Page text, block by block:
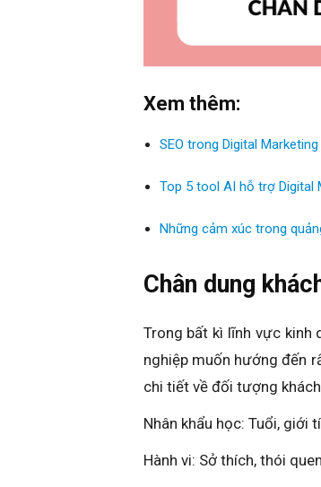
Xem thêm:
SEO trong Digital
Top 5 tool AI hỗ trợ Digital
Những cảm xúc trong
Chân dung
Trong bất kì lĩnh vực kinh
nghiệp muốn hướng đến
chi tiết về đối tượng
Nhân khẩu học: Tuổi, giới
Hành vi: Sở thích, thói